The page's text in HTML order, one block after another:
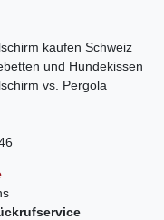
kaufen Schweiz
und Hundekissen
vs. Pergola